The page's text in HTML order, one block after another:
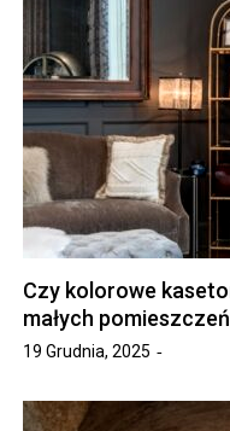
Czy kolorowe
małych
19 Grudnia, 2025